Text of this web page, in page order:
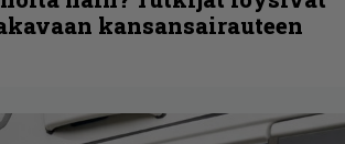
kansansairauteen